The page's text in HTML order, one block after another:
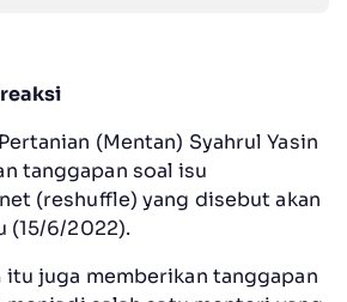
(Mentan) Syahrul Yasin
tanggapan soal isu
(reshuffle) yang disebut akan
(15/6/2022).
juga memberikan tanggapan